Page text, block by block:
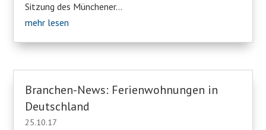
Sitzung des Münchener...
mehr lesen
Branchen-News: Ferienwohnungen in
Deutschland
25.10.17